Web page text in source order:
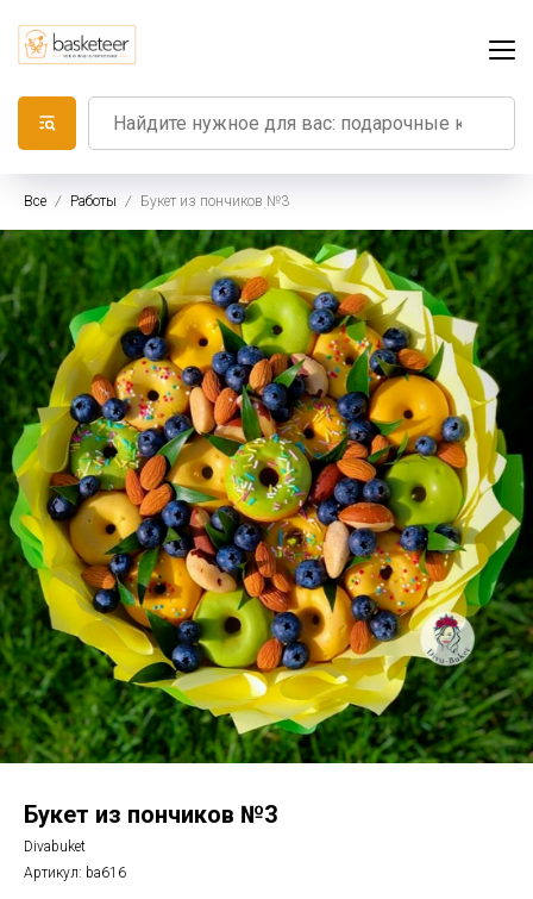
Все Работы Букет из пончиков №3
Букет из пончиков №3
Divabuket
Артикул: ba616